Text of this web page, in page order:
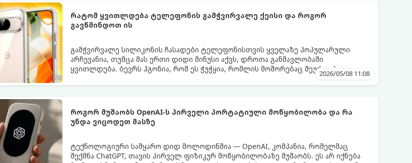
რატომ ყვითლდება ტელეფონის გამჭვირვალე ქეისი და როგორ
გავწმინდოთ ის
გამჭვირვალე სილიკონის ჩასადები ტელეფონისთვის ყველაზე პოპულარული
არჩევანია, თუმცა მას ერთი დიდი მინუსი აქვს, დროთა განმავლობაში
ყვითლდება. ბევრს ჰგონია, რომ ეს ჭუჭყია, რომლის მოშორებაც შეუძლებელია,
თუმცა არსებობს მეთოდები, რომლებიც მას პირვანდელ სახეს დაუბრუნებს.
2026/05/08 11:08
როგორ მუშაობს OpenAI-ს პირველი პორტატიული მოწყობილობა და რა
უნდა ვიცოდეთ მასზე
ტექნოლოგიური სამყარო დიდ მოლოდინშია — OpenAI, კომპანია, რომელმაც
შექმნა ChatGPT, თავის პირველ ფიზიკურ მოწყობილობაზე მუშაობს. ეს არ იქნება